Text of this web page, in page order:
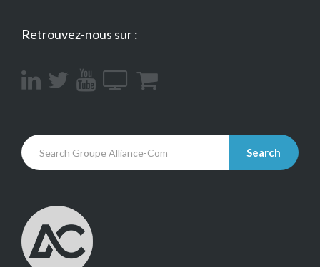
Retrouvez-nous sur :
Search